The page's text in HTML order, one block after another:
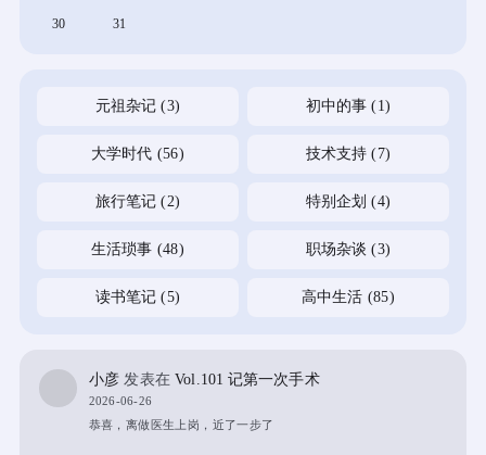
30 31
元祖杂记 (3) 初中的事 (1)
大学时代 (56) 技术支持 (7)
旅行笔记 (2) 特别企划 (4)
生活琐事 (48) 职场杂谈 (3)
读书笔记 (5) 高中生活 (85)
小彦 发表在Vol.101 记第一次手术
2026-06-26
恭喜，离做医生上岗，近了一步了